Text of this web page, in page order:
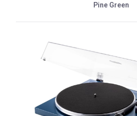
Pine Green